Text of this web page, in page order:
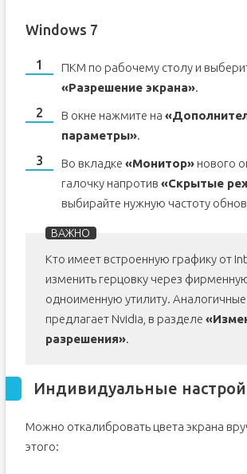
Windows 7
ПКМ по рабочему столу и
«Разрешение экрана».
В окне нажмите на
параметры».
Во вкладке «Монитор»нового
галочку напротив «Скрытые
выбирайте нужную частоту
Кто имеет встроенную графику от
изменить герцовку через
одноименную утилиту.
предлагает Nvidia, в разделе
разрешения».
Индивидуальные
Можно откалибровать цвета экрана
этого: